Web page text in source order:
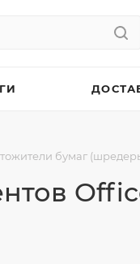
бумаг